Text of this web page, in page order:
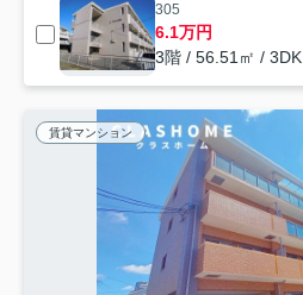
305
6.1万円
3階 / 56.51㎡ / 3DK
賃貸マンション